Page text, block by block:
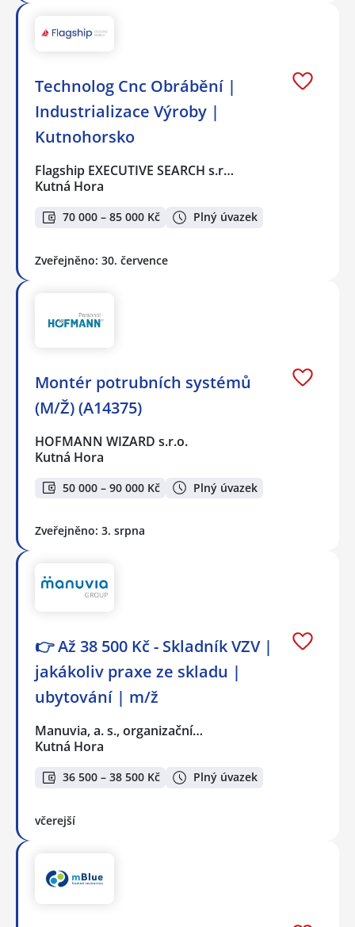
Technolog Cnc Obrábění |
Industrializace Výroby |
Kutnohorsko
Flagship EXECUTIVE SEARCH s.r…
Kutná Hora
70 000 – 85 000 Kč Plný úvazek
Zveřejněno: 30. července
Montér potrubních systémů
(M/Ž) (A14375)
HOFMANN WIZARD s.r.o.
Kutná Hora
50 000 – 90 000 Kč Plný úvazek
Zveřejněno: 3. srpna
👉 Až 38 500 Kč - Skladník VZV |
jakákoliv praxe ze skladu |
ubytování | m/ž
Manuvia, a. s., organizační…
Kutná Hora
36 500 – 38 500 Kč Plný úvazek
včerejší